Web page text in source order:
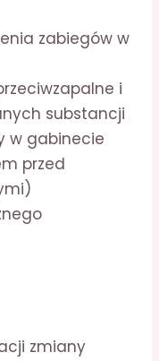
zabiegów w
i
substancji
w gabinecie
przed
zmiany